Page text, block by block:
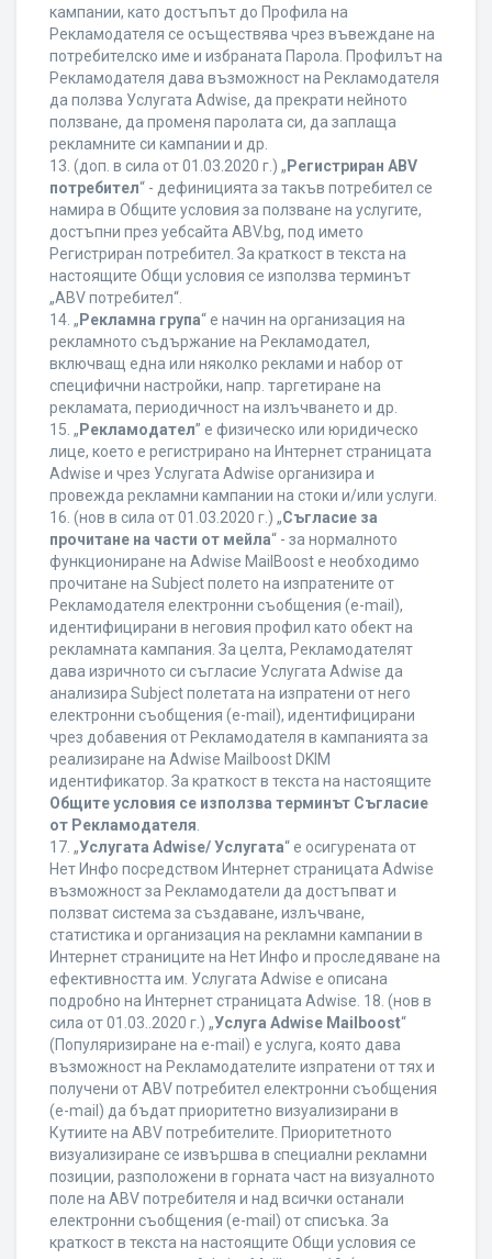
кампании, като достъпът до Профила на
Рекламодателя се осъществява чрез въвеждане на
потребителско име и избраната Парола. Профилът на
Рекламодателя дава възможност на Рекламодателя
да ползва Услугата Adwise, да прекрати нейното
ползване, да променя паролата си, да заплаща
рекламните си кампании и др.
13. (доп. в сила от 01.03.2020 г.) „ Регистриран ABV
потребител“ - дефиницията за такъв потребител се
намира в Общите условия за ползване на услугите,
достъпни през уебсайта ABV.bg, под името
Регистриран потребител. За краткост в текста на
настоящите Общи условия се използва терминът
„ABV потребител“.
14. „ Рекламна група“ е начин на организация на
рекламното съдържание на Рекламодател,
включващ една или няколко реклами и набор от
специфични настройки, напр. таргетиране на
рекламата, периодичност на излъчването и др.
15. „ Рекламодател” е физическо или юридическо
лице, което е регистрирано на Интернет страницата
Adwise и чрез Услугата Adwise организира и
провежда рекламни кампании на стоки и/или услуги.
16. (нов в сила от 01.03.2020 г.) „Съгласие за
прочитане на части от мейла“ - за нормалното
функциониране на Adwise MailBoost е необходимо
прочитане на Subject полето на изпратените от
Рекламодателя електронни съобщения (e-mail),
идентифицирани в неговия профил като обект на
рекламната кампания. За целта, Рекламодателят
дава изричното си съгласие Услугата Adwise да
анализира Subject полетата на изпратени от него
електронни съобщения (e-mail), идентифицирани
чрез добавения от Рекламодателя в кампанията за
реализиране на Adwise Mailboost DKIM
идентификатор. За краткост в текста на настоящите
Общите условия се използва терминът Съгласие
от Рекламодателя
17. „Услугата Adwise/ Услугата“ е осигурената от
Нет Инфо посредством Интернет страницата Adwise
възможност за Рекламодатели да достъпват и
ползват система за създаване, излъчване,
статистика и организация на рекламни кампании в
Интернет страниците на Нет Инфо и проследяване на
ефективността им. Услугата Adwise е описана
подробно на Интернет страницата Adwise. 18. (нов в
сила от 01.03..2020 г.) „Услуга Adwise Mailboost“
(Популяризиране на e-mail) е услуга, която дава
възможност на Рекламодателите изпратени от тях и
получени от ABV потребител електронни съобщения
(e-mail) да бъдат приоритетно визуализирани в
Кутиите на ABV потребителите. Приоритетното
визуализиране се извършва в специални рекламни
позиции, разположени в горната част на визуалното
поле на ABV потребителя и над всички останали
електронни съобщения (e-mail) от списъка. За
краткост в текста на настоящите Общи условия се